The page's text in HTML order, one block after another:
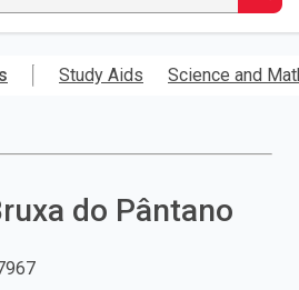
Study Aids Science and
do Pântano